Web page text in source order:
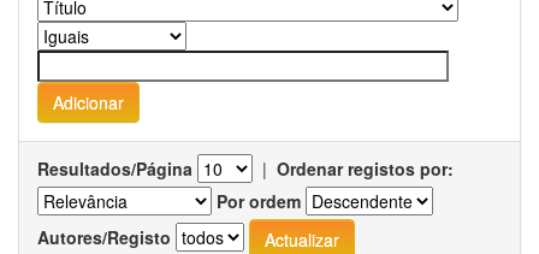
Resultados/Página | Ordenar registos por:
Por ordem
Autores/Registo